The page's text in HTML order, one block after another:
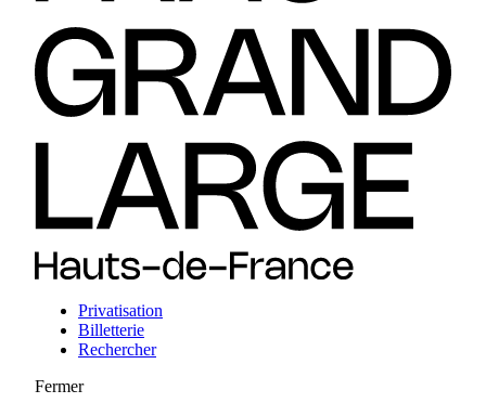
Privatisation
Billetterie
Rechercher
Fermer